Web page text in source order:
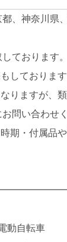
、神奈川県
ております。
しております
りますが、
問い合わせ
期・付属品
動自転車